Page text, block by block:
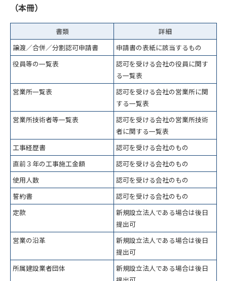
（本冊）
書類
詳細
譲渡／合併／分割認可申請書
申請書の表紙に該当するもの
役員等の一覧表
認可を受ける会社の役員に関す
る一覧表
営業所一覧表
認可を受ける会社の営業所に関
する一覧表
営業所技術者等一覧表
認可を受ける会社の営業所技術
者に関する一覧表
工事経歴書
認可を受ける会社のもの
直前３年の工事施工金額
認可を受ける会社のもの
使用人数
認可を受ける会社のもの
誓約書
認可を受ける会社のもの
定款
新規設立法人である場合は後日
提出可
営業の沿革
新規設立法人である場合は後日
提出可
所属建設業者団体
新規設立法人である場合は後日